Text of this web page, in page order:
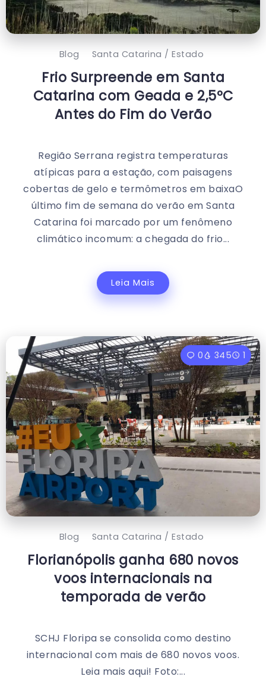
Blog Santa Catarina / Estado
Frio Surpreende em Santa
Catarina com Geada e 2,5ºC
Antes do Fim do Verão
Região Serrana registra temperaturas
atípicas para a estação, com paisagens
cobertas de gelo e termômetros em baixaO
último fim de semana do verão em Santa
Catarina foi marcado por um fenômeno
climático incomum: a chegada do frio...
Leia Mais
0 345 1
Blog Santa Catarina / Estado
Florianópolis ganha 680 novos
voos internacionais na
temporada de verão
SCHJ Floripa se consolida como destino
internacional com mais de 680 novos voos.
Leia mais aqui! Foto:...